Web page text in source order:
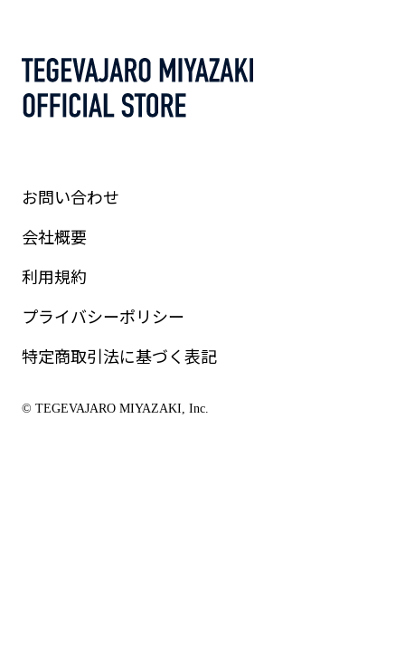
お問い合わせ
会社概要
利用規約
プライバシーポリシー
特定商取引法に基づく表記
© TEGEVAJARO MIYAZAKI, Inc.